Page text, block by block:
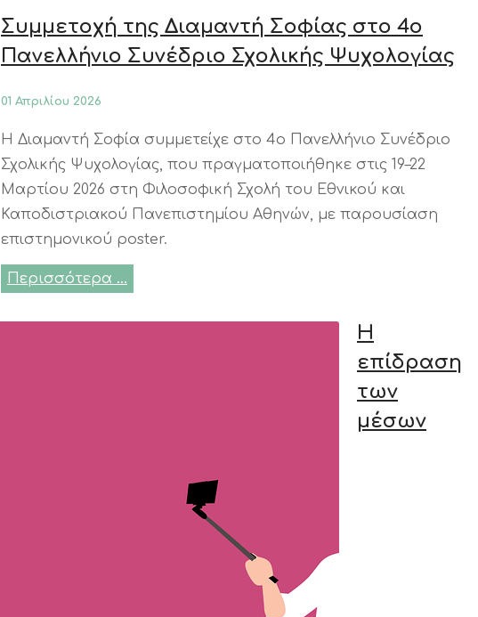
Συμμετοχή της Διαμαντή Σοφίας στο 4ο
Πανελλήνιο Συνέδριο Σχολικής Ψυχολογίας
01 Απριλίου 2026
Η Διαμαντή Σοφία συμμετείχε στο 4ο Πανελλήνιο Συνέδριο
Σχολικής Ψυχολογίας, που πραγματοποιήθηκε στις 19–22
Μαρτίου 2026 στη Φιλοσοφική Σχολή του Εθνικού και
Καποδιστριακού Πανεπιστημίου Αθηνών, με παρουσίαση
επιστημονικού poster.
Περισσότερα …
Η
επίδραση
των
μέσων